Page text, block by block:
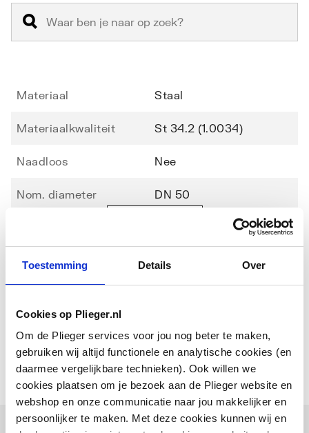
Toestemming Details Over
Cookies op Plieger.nl
Om de Plieger services voor jou nog beter te maken,
gebruiken wij altijd functionele en analytische cookies (en
daarmee vergelijkbare technieken). Ook willen we
cookies plaatsen om je bezoek aan de Plieger website en
webshop en onze communicatie naar jou makkelijker en
persoonlijker te maken. Met deze cookies kunnen wij en
Materiaal Staal
Materiaalkwaliteit St 34.2 (1.0034)
Naadloos Nee
Nom. diameter DN 50
buisdiameter
Aansluiting
Uitvoering buiseind Glad
Variabele lengte Nee
Buissoort Overig
Downloads
Bouwtekeningimage/png